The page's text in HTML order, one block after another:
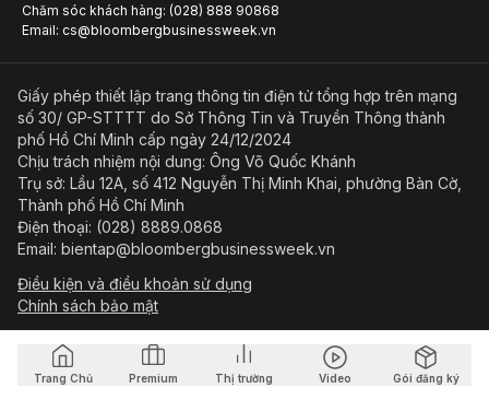
Trang Chủ Premium Thị trường Video Gói đăng ký
Chăm sóc khách hàng: (028) 888 90868
Email: cs@bloombergbusinessweek.vn
Giấy phép thiết lập trang thông tin điện tử tổng hợp trên mạng
số 30/ GP-STTTT do Sở Thông Tin và Truyền Thông thành
phố Hồ Chí Minh cấp ngày 24/12/2024
Chịu trách nhiệm nội dung: Ông Võ Quốc Khánh
Trụ sở: Lầu 12A, số 412 Nguyễn Thị Minh Khai, phường Bàn Cờ,
Thành phố Hồ Chí Minh
Điện thoại: (028) 8889.0868
Email: bientap@bloombergbusinessweek.vn
Điều kiện và điều khoản sử dụng
Chính sách bảo mật
© Copyright 2023-2026 Công ty Cổ phần Beacon Asia Media